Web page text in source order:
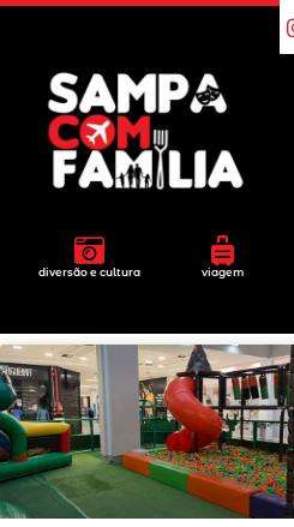
diversão e cultura viagem